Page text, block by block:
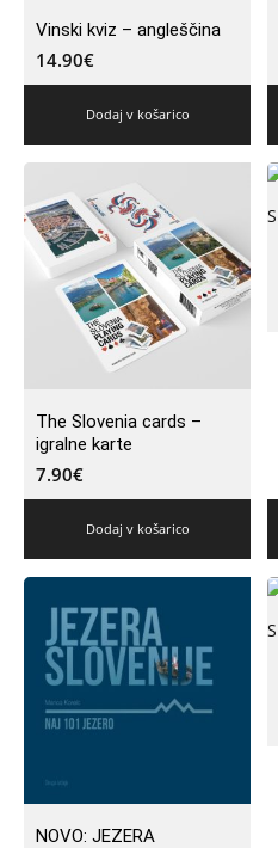
Vinski kviz – angleščina
14.90€
Dodaj v košarico
The Slovenia cards –
igralne karte
7.90€
Dodaj v košarico
NOVO: JEZERA